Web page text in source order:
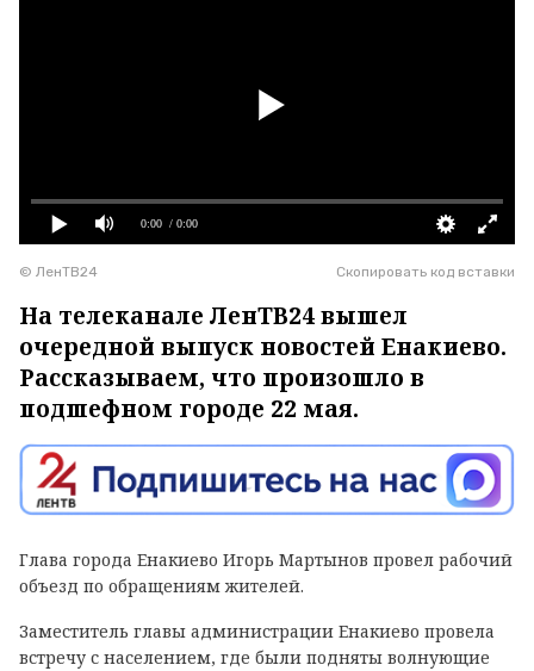
0:00 / 0:00
Скопировать код вставки
© ЛенТВ24
На телеканале ЛенТВ24 вышел
очередной выпуск новостей Енакиево.
Рассказываем, что произошло в
подшефном городе 22 мая.
Глава города Енакиево Игорь Мартынов провел рабочий
объезд по обращениям жителей.
Заместитель главы администрации Енакиево провела
встречу с населением, где были подняты волнующие